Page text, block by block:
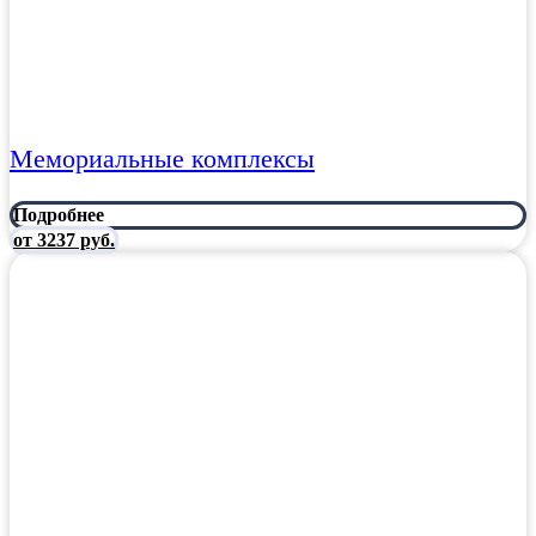
Мемориальные комплексы
Подробнее
от 3237 руб.